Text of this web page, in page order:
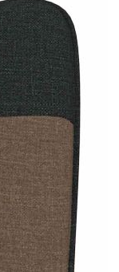
на дома
е
на дебело
с мек на
на
релси
лесно.
заедно
стол с
масивно